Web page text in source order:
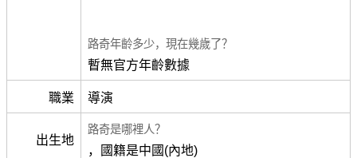
路奇年齡多少，現在幾歲了？
暫無官方年齡數據
職業 導演
出生地
路奇是哪裡人？
，國籍是中國(內地)